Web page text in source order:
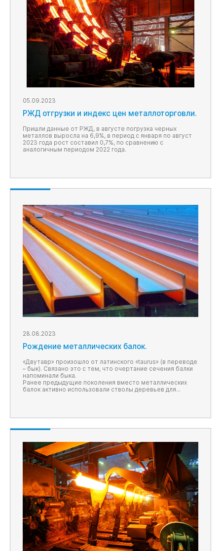
05.09.2023
РЖД отгрузки и индекс цен металлоторговли.
Пришли данные от РЖД, в августе погрузка черных
металлов выросла на 6,9%, в период с января по август
2023 года рост составил 0,7%, по сравнению с
аналогичным периодом 2022 года.
28.08.2023
Рождение металлических балок.
«Двутавр» произошло от латинского «taurus» (в переводе
– бык). Связано это с тем, что очертание сечения балки
напоминали быка.
Ранее предыдущие поколения вместо металлических
балок активно использовали стволы деревьев для